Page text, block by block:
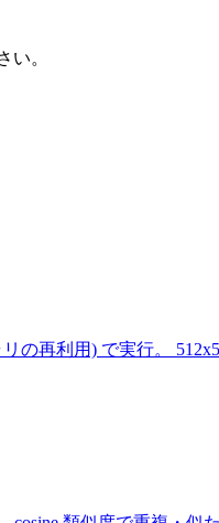
い。
の再利用) で実行。